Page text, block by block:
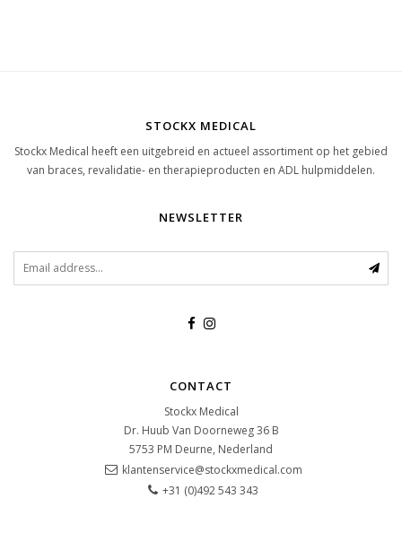
STOCKX MEDICAL
Stockx Medical heeft een uitgebreid en actueel assortiment op het gebied
van braces, revalidatie- en therapieproducten en ADL hulpmiddelen.
NEWSLETTER
CONTACT
Stockx Medical
Dr. Huub Van Doorneweg 36 B
5753 PM Deurne, Nederland
klantenservice@stockxmedical.com
+31 (0)492 543 343